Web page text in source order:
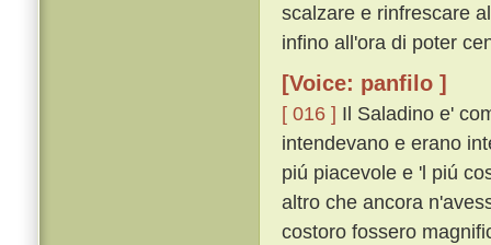
scalzare e rinfrescare
infino all'ora di poter
[Voice: panfilo ]
[ 016 ] Il Saladino e'
intendevano e erano
piú piacevole e 'l piú
altro che ancora
costoro fossero